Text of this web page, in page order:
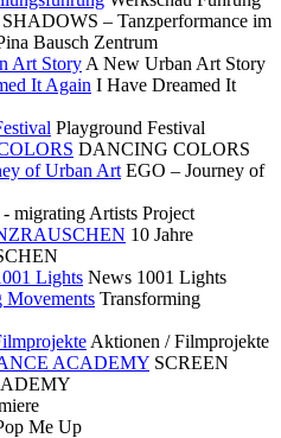
SHADOWS – Tanzperformance im
Bausch Zentrum
Art Story A New Urban Art Story
It Again I Have Dreamed It
Playground Festival
DANCING COLORS
of Urban Art EGO – Journey of
migrating Artists Project
10 Jahre
Lights News 1001 Lights
Movements Transforming
Aktionen / Filmprojekte
ACADEMY SCREEN
Me Up